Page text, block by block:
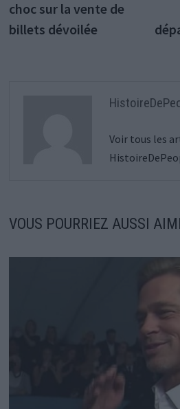
l’article
choc sur la vente de
billets dévoilée
Voir tous les
VOUS POURRIEZ AUSSI